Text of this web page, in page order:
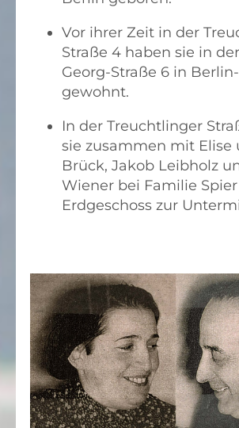
Vor ihrer Zeit in der
Straße 4 haben sie in
Georg-Straße 6 in
gewohnt.
In der Treuchtlinger
sie zusammen mit Elise
Brück, Jakob Leibholz
Wiener bei Familie
Erdgeschoss zur
ALICE SPIER
HANS SPIER
GERTRUD
MAX SUNDHEIMER
DENNY WIENER